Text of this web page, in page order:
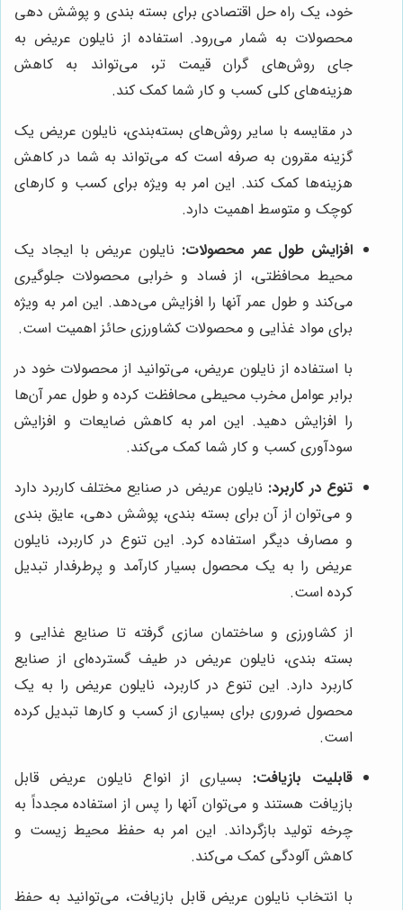
خود، یک راه حل اقتصادی برای بسته بندی و پوشش دهی
محصولات به شمار می‌رود. استفاده از نایلون عریض به
جای روش‌های گران قیمت تر، می‌تواند به کاهش
هزینه‌های کلی کسب و کار شما کمک کند.
در مقایسه با سایر روش‌های بسته‌بندی، نایلون عریض یک
گزینه مقرون به صرفه است که می‌تواند به شما در کاهش
هزینه‌ها کمک کند. این امر به ویژه برای کسب و کارهای
کوچک و متوسط اهمیت دارد.
افزایش طول عمر محصولات: نایلون عریض با ایجاد یک
محیط محافظتی، از فساد و خرابی محصولات جلوگیری
می‌کند و طول عمر آنها را افزایش می‌دهد. این امر به ویژه
برای مواد غذایی و محصولات کشاورزی حائز اهمیت است.
با استفاده از نایلون عریض، می‌توانید از محصولات خود در
برابر عوامل مخرب محیطی محافظت کرده و طول عمر آن‌ها
را افزایش دهید. این امر به کاهش ضایعات و افزایش
سودآوری کسب و کار شما کمک می‌کند.
تنوع در کاربرد: نایلون عریض در صنایع مختلف کاربرد دارد
و می‌توان از آن برای بسته بندی، پوشش دهی، عایق بندی
و مصارف دیگر استفاده کرد. این تنوع در کاربرد، نایلون
عریض را به یک محصول بسیار کارآمد و پرطرفدار تبدیل
کرده است.
از کشاورزی و ساختمان سازی گرفته تا صنایع غذایی و
بسته بندی، نایلون عریض در طیف گسترده‌ای از صنایع
کاربرد دارد. این تنوع در کاربرد، نایلون عریض را به یک
محصول ضروری برای بسیاری از کسب و کارها تبدیل کرده
است.
قابلیت بازیافت: بسیاری از انواع نایلون عریض قابل
بازیافت هستند و می‌توان آنها را پس از استفاده مجدداً به
چرخه تولید بازگرداند. این امر به حفظ محیط زیست و
کاهش آلودگی کمک می‌کند.
با انتخاب نایلون عریض قابل بازیافت، می‌توانید به حفظ